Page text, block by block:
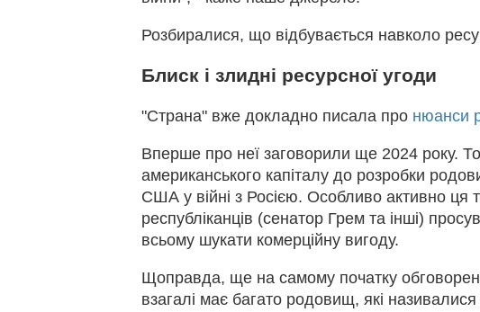
Розбиралися, що відбувається навколо
Блиск і злидні ресурсної угоди
"Страна" вже докладно писала про нюанси
Вперше про неї заговорили ще 2024 року.
американського капіталу до розробки
США у війні з Росією. Особливо активно ця
республіканців (сенатор Грем та інші)
всьому шукати комерційну вигоду.
Щоправда, ще на самому початку
взагалі має багато родовищ, які називалися